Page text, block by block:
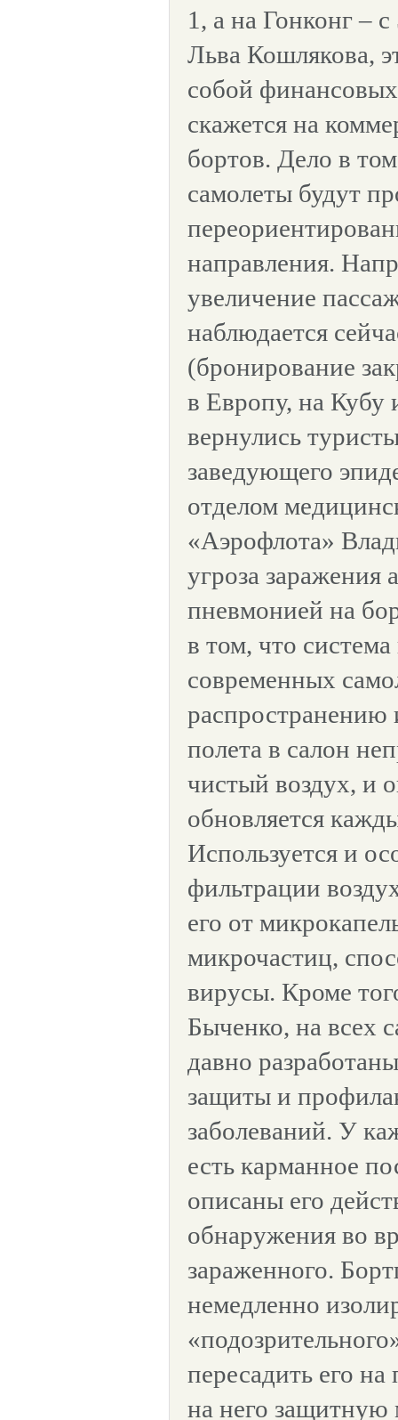
1, а на Гонконг –
Льва Кошлякова,
собой
скажется на
бортов. Дело в
самолеты будут
направления.
увеличение
наблюдается
(бронирование
в Европу, на Кубу
вернулись
заведующего
отделом
«Аэрофлота»
угроза заражения
пневмонией на
в том, что
современных
полета в салон
чистый воздух, и
обновляется
Используется и
фильтрации
его от
микрочастиц,
вирусы. Кроме
Быченко, на всех
давно
защиты и
заболеваний. У
есть карманное
описаны его
обнаружения во
зараженного.
немедленно
пересадить его
на него защитную